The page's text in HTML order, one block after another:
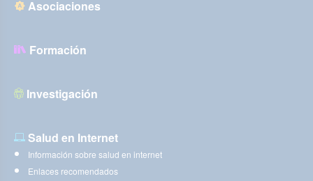
Asociaciones
Formación
Investigación
Salud en Internet
Información sobre salud en internet
Enlaces recomendados